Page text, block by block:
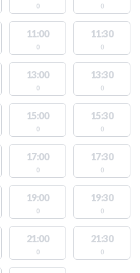
0 0
11:00
0
11:30
0
13:00
0
13:30
0
15:00
0
15:30
0
17:00
0
17:30
0
19:00
0
19:30
0
21:00
0
21:30
0